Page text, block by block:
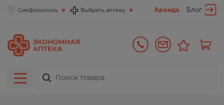
Симферополь Выбрать аптеку Аренда Блог